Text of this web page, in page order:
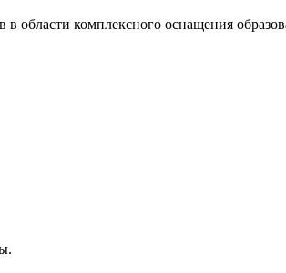
комплексного оснащения